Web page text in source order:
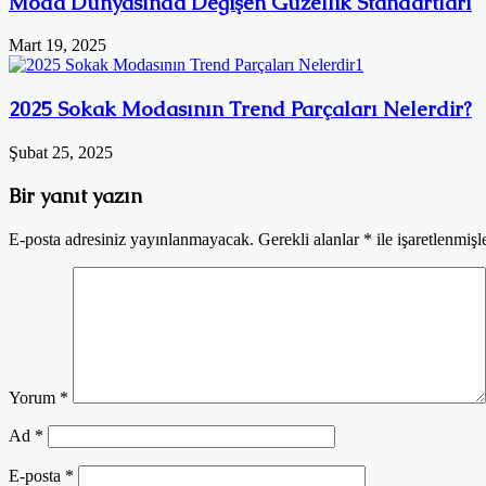
Mart 19, 2025
2025 Sokak Modasının Trend Parçaları Nelerdir?
Şubat 25, 2025
Bir yanıt yazın
E-posta adresiniz yayınlanmayacak. Gerekli alanlar * ile
Yorum *
Ad *
E-posta *